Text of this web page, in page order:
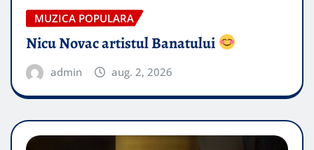
MUZICA POPULARA
Nicu Novac artistul Banatului
admin aug. 2, 2026